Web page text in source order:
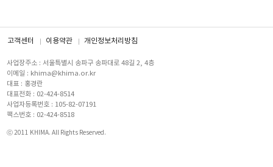
고객센터 이용약관 개인정보처리방침
사업장주소 : 서울특별시 송파구 송파대로 48길 2, 4층
이메일 : khima@khima.or.kr
대표 : 홍경란
대표전화 : 02-424-8514
사업자등록번호 : 105-82-07191
팩스번호 : 02-424-8518
ⓒ 2011 KHIMA. All Rights Reserved.